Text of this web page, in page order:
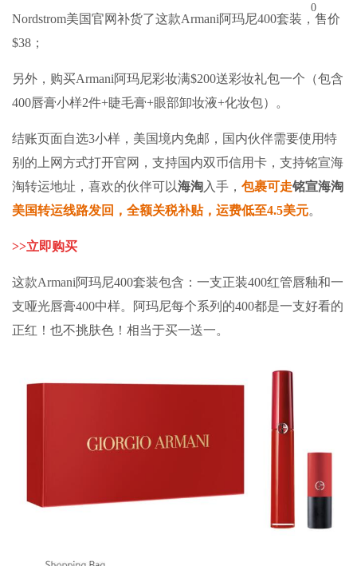
0
Nordstrom美国官网补货了这款Armani阿玛尼400套装，售价
$38；
另外，购买Armani阿玛尼彩妆满$200送彩妆礼包一个（包含
400唇膏小样2件+睫毛膏+眼部卸妆液+化妆包）。
结账页面自选3小样，美国境内免邮，国内伙伴需要使用特
别的上网方式打开官网，支持国内双币信用卡，支持铭宣海
淘转运地址，喜欢的伙伴可以海淘入手， 包裹可走铭宣海淘
美国转运线路发回，全额关税补贴，运费低至4.5美元。
>>立即购买
这款Armani阿玛尼400套装包含：一支正装400红管唇釉和一
支哑光唇膏400中样。阿玛尼每个系列的400都是一支好看的
正红！也不挑肤色！相当于买一送一。